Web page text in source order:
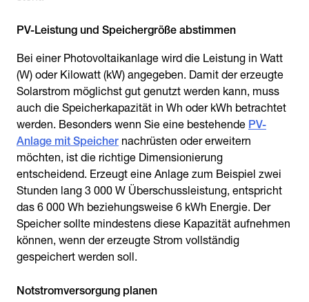
PV-Leistung und Speichergröße abstimmen
Bei einer Photovoltaikanlage wird die Leistung in Watt
(W) oder Kilowatt (kW) angegeben. Damit der erzeugte
Solarstrom möglichst gut genutzt werden kann, muss
auch die Speicherkapazität in Wh oder kWh betrachtet
werden. Besonders wenn Sie eine bestehende PV-
Anlage mit Speicher nachrüsten oder erweitern
möchten, ist die richtige Dimensionierung
entscheidend. Erzeugt eine Anlage zum Beispiel zwei
Stunden lang 3 000 W Überschussleistung, entspricht
das 6 000 Wh beziehungsweise 6 kWh Energie. Der
Speicher sollte mindestens diese Kapazität aufnehmen
können, wenn der erzeugte Strom vollständig
gespeichert werden soll.
Notstromversorgung planen